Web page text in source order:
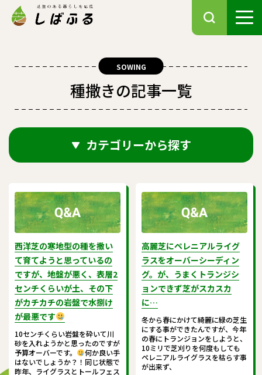
SOWING
種撒きの記事一覧
カテゴリーから探す
西洋芝の寒地型の種を撒い
て育てようと思っているの
ですが、地盤が悪く、表層2
センチくらいが土、その下
がカチカチの岩盤で水捌け
が最悪です
10センチくらい岩盤を砕いて川
砂を入れようかと思ったのですが
予算オーバーです。
何か良い手
はないでしょうか？！同じ状態で
昨年、ライグラスとトールフェス
高麗芝にペレニアルライグ
ラスをオーバーシーディン
グ。が、うまくトランジシ
ョンできず芝がスカスカ
に…
冬から春にかけて綺麗に緑の芝生
にする事ができたんですが、今年
の春にトランジョンをしようと、
10ミリで芝刈りを何度もしても
ペレニアルライグラスを枯らす事
が出来ず、